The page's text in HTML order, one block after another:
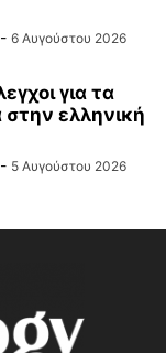
- 6 Αυγούστου 2026
για τα
ελληνική
- 5 Αυγούστου 2026